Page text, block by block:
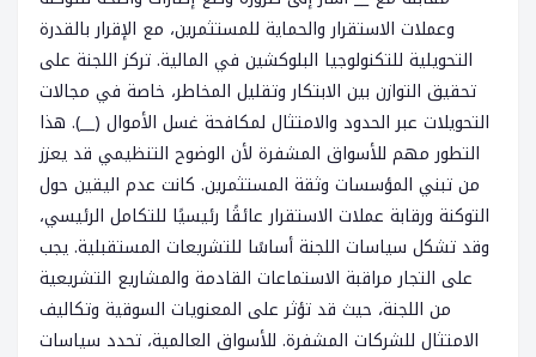
وعملات الاستقرار والحماية للمستثمرين، مع الإقرار بالقدرة
التحويلية للتكنولوجيا البلوكشين في المالية. تركز اللجنة على
تحقيق التوازن بين الابتكار وتقليل المخاطر، خاصة في مجالات
التحويلات عبر الحدود والامتثال لمكافحة غسل الأموال (__). هذا
التطور مهم للأسواق المشفرة لأن الوضوح التنظيمي قد يعزز
من تبني المؤسسات وثقة المستثمرين. كانت عدم اليقين حول
التوكنة ورقابة عملات الاستقرار عائقًا رئيسيًا للتكامل الرئيسي،
وقد تشكل سياسات اللجنة أساسًا للتشريعات المستقبلية. يجب
على التجار مراقبة الاستماعات القادمة والمشاريع التشريعية
من اللجنة، حيث قد تؤثر على المعنويات السوقية وتكاليف
الامتثال للشركات المشفرة. للأسواق العالمية، تحدد سياسات